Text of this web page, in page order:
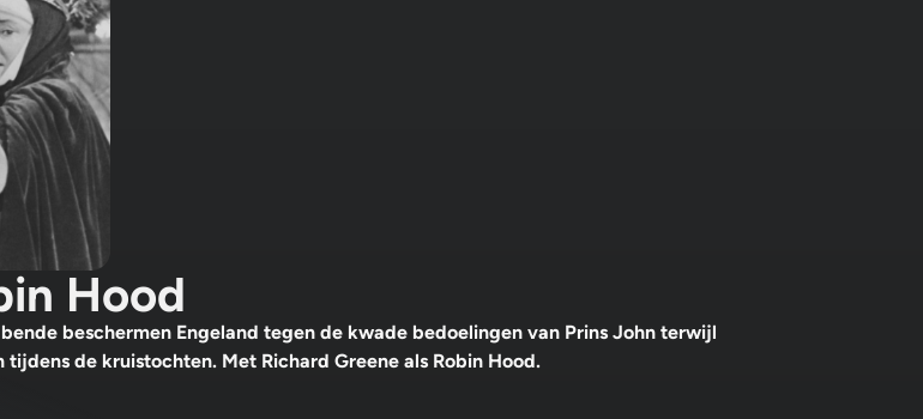
Hood
beschermen Engeland tegen de kwade bedoelingen van Prins John terwijl
de kruistochten. Met Richard Greene als Robin Hood.